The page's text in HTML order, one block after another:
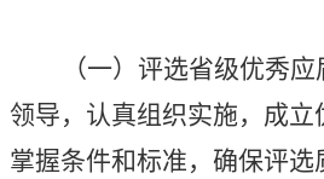
（一）评选省级优秀
领导，认真组织实施，成
掌握条件和标准，确保评